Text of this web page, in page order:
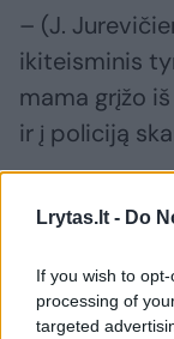
Lrytas.lt - Do
If you wish to
processing of
targeted
– (J.
ikiteisminis
mama grįžo
ir į policiją
– Labai
tačiau
nėra labai